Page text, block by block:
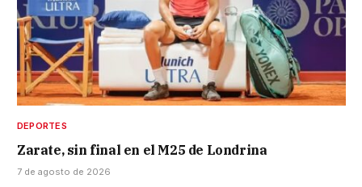
DEPORTES
Zarate, sin final en el M25 de Londrina
7 de agosto de 2026